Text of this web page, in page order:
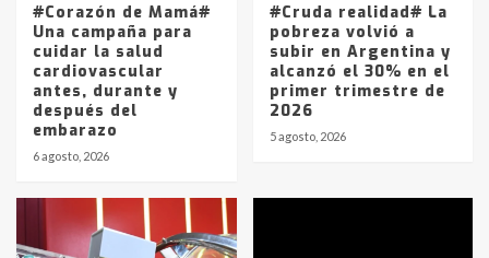
#Corazón de Mamá#
Una campaña para
cuidar la salud
cardiovascular
antes, durante y
después del
embarazo
6 agosto, 2026
#Cruda realidad# La
pobreza volvió a
subir en Argentina y
alcanzó el 30% en el
primer trimestre de
2026
5 agosto, 2026